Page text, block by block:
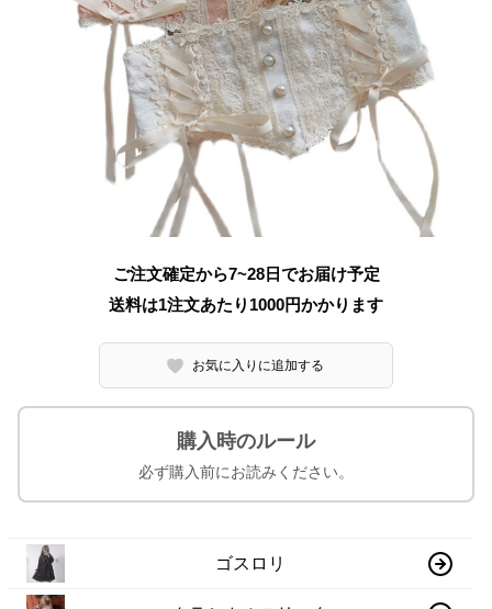
ご注文確定から7~28日でお届け予定
送料は1注文あたり 1000円かかります
お気に入りに追加する
購入時のルール
必ず購入前にお読みください。
ゴスロリ